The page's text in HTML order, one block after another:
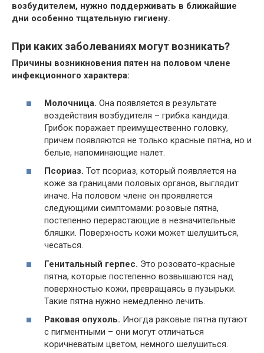
возбудителем, нужно поддерживать в ближайшие
дни особенно тщательную гигиену.
При каких заболеваниях могут возникать?
Причины возникновения пятен на половом члене
инфекционного характера:
Молочница. Она появляется в результате
воздействия возбудителя – грибка кандида.
Грибок поражает преимущественно головку,
причем появляются не только красные пятна, но и
белые, напоминающие налет.
Псориаз. Тот псориаз, который появляется на
коже за границами половых органов, выглядит
иначе. На половом члене он проявляется
следующими симптомами: розовые пятна,
постепенно перерастающие в незначительные
бляшки. Поверхность кожи может шелушиться,
чесаться.
Генитальный герпес. Это розовато-красные
пятна, которые постепенно возвышаются над
поверхностью кожи, превращаясь в пузырьки.
Такие пятна нужно немедленно лечить.
Раковая опухоль. Иногда раковые пятна путают
с пигментными – они могут отличаться
коричневатым цветом, немного шелушиться.